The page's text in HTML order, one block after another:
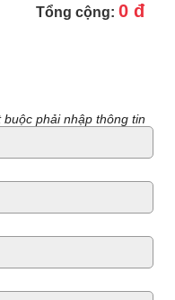
Tổng cộng: 0 đ
phải nhập thông tin